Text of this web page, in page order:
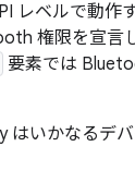
レベルで動作
権限を宣言
要素では
はいかなるデ